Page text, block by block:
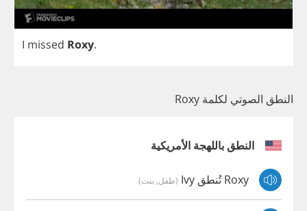
I missed Roxy.
النطق الصوتي لكلمة Roxy
النطق باللهجة الأمريكية
Roxy تُنطق Ivy (طفل, بنت)